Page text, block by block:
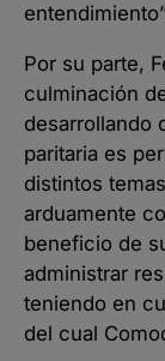
Por su parte,
culminación
desarrollando
paritaria es
distintos
arduamente
beneficio de
administrar
teniendo en
del cual